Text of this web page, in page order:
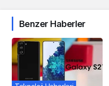
Benzer Haberler